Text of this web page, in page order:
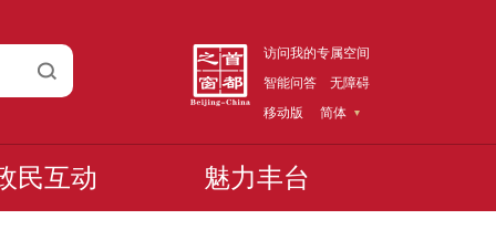
访问我的专属空间
智能问答
无障碍
移动版
简体
民互动 魅力丰台